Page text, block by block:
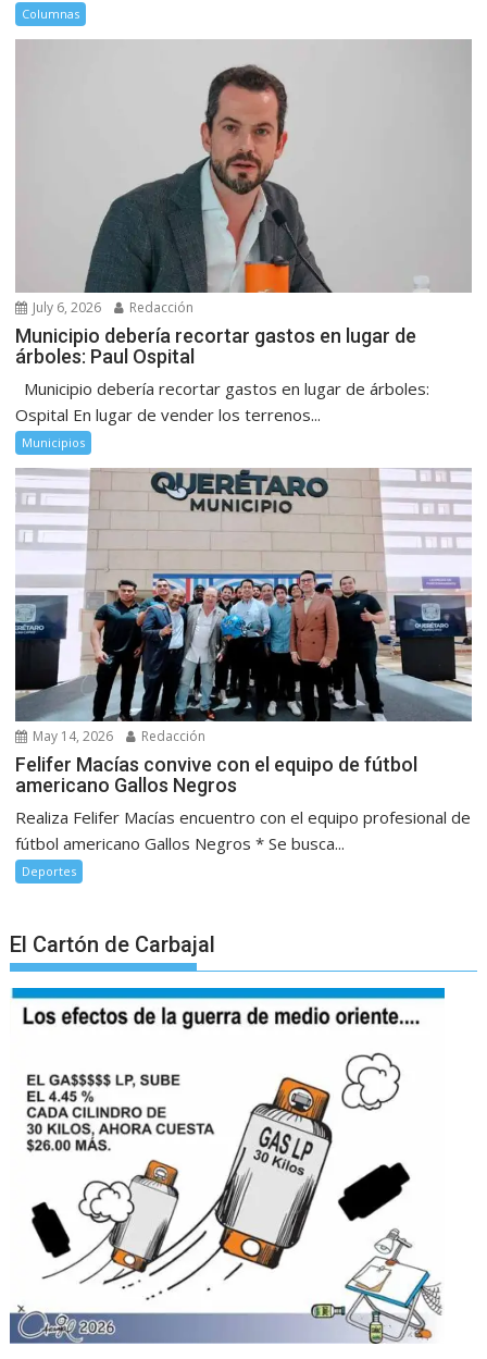
Columnas
July 6, 2026 Redacción
Municipio debería recortar gastos en lugar de
árboles: Paul Ospital
Municipio debería recortar gastos en lugar de árboles:
Ospital En lugar de vender los terrenos...
Municipios
May 14, 2026 Redacción
Felifer Macías convive con el equipo de fútbol
americano Gallos Negros
Realiza Felifer Macías encuentro con el equipo profesional de
fútbol americano Gallos Negros * Se busca...
Deportes
El Cartón de Carbajal